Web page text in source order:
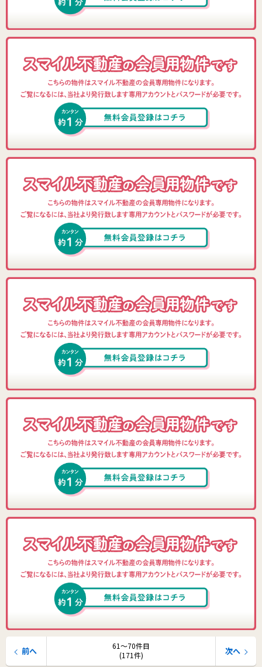
61〜70件目
(171件)
前へ 次へ